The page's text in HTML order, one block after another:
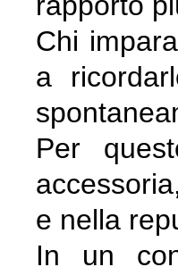
Chi
a
Per
e nella
In un